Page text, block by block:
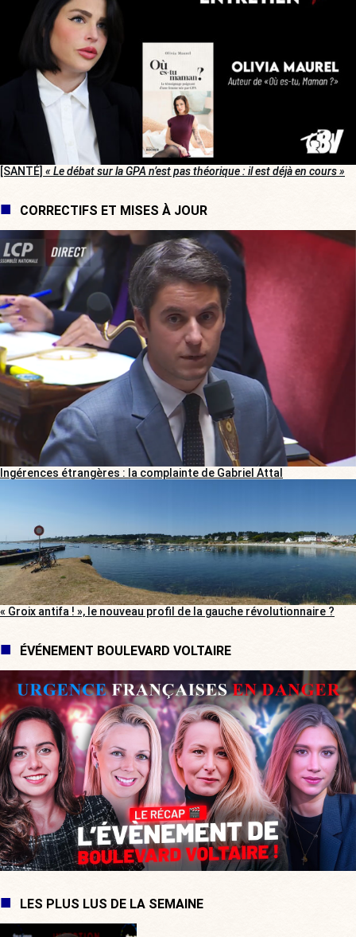
[SANTÉ] « Le débat sur la GPA n’est pas théorique : il est déjà en cours »
CORRECTIFS ET MISES À JOUR
Ingérences étrangères : la complainte de Gabriel Attal
« Groix antifa ! », le nouveau profil de la gauche révolutionnaire ?
ÉVÉNEMENT BOULEVARD VOLTAIRE
LES PLUS LUS DE LA SEMAINE